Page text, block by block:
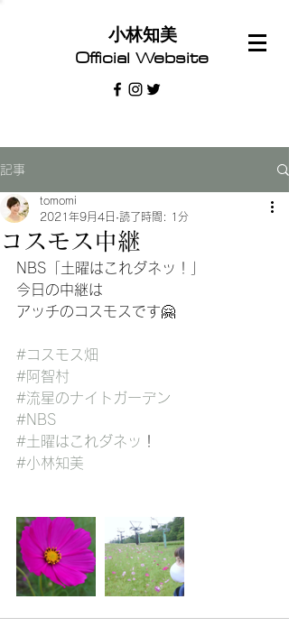
Official Website
​小林知美
記事
コスモス中継
tomomi
2021年9月4日 読了時間: 1分
NBS「土曜はこれダネッ！」
今日の中継は
アッチのコスモスです🤗
#コスモス畑
#阿智村
#流星のナイトガーデン
#NBS
#土曜はこれダネッ
！
#小林知美